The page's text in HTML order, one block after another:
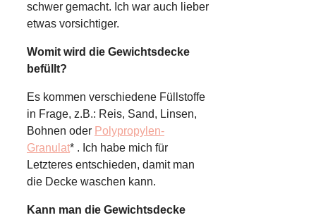
schwer gemacht. Ich war auch lieber
etwas vorsichtiger.
Womit wird die Gewichtsdecke
befüllt?
Es kommen verschiedene Füllstoffe
in Frage, z.B.: Reis, Sand, Linsen,
Bohnen oder Polypropylen-
Granulat* . Ich habe mich für
Letzteres entschieden, damit man
die Decke waschen kann.
Kann man die Gewichtsdecke